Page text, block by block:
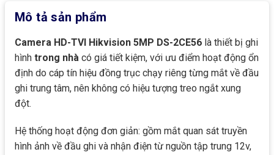
Mô tả sản phẩm
Camera HD-TVI Hikvision 5MP DS-2CE56 là thiết bị ghi
hình trong nhà có giá tiết kiệm, với ưu điểm hoạt động ổn
định do cáp tín hiệu đồng trục chạy riêng từng mắt về đầu
ghi trung tâm, nên không có hiệu tượng treo ngắt xung
đột.
Hệ thống hoạt động đơn giản: gồm mắt quan sát truyền
hình ảnh về đầu ghi và nhận điện từ nguồn tập trung 12v,